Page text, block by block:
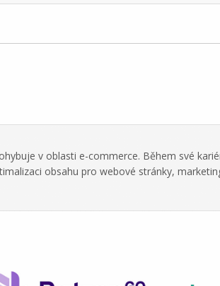
v oblasti e-commerce. Během své
obsahu pro webové stránky,